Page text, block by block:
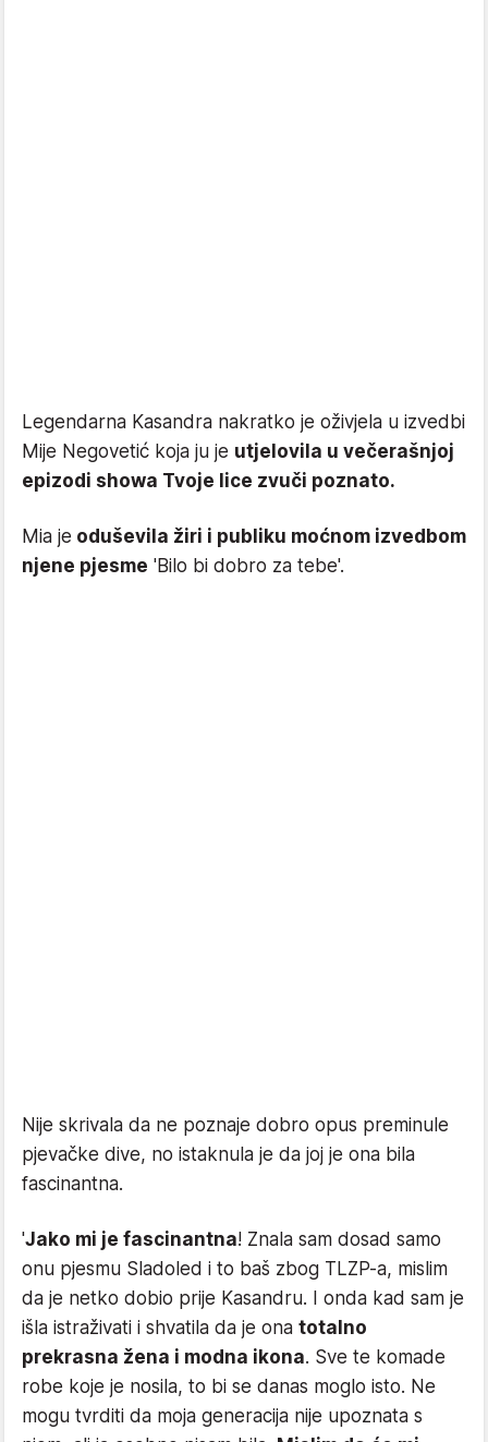
Legendarna Kasandra nakratko je oživjela u izvedbi
Mije Negovetić koja ju je utjelovila u večerašnjoj
epizodi showa Tvoje lice zvuči poznato.
Mia je oduševila žiri i publiku moćnom izvedbom
njene pjesme 'Bilo bi dobro za tebe'.
Nije skrivala da ne poznaje dobro opus preminule
pjevačke dive, no istaknula je da joj je ona bila
fascinantna.
'Jako mi je fascinantna! Znala sam dosad samo
onu pjesmu Sladoled i to baš zbog TLZP-a, mislim
da je netko dobio prije Kasandru. I onda kad sam je
išla istraživati i shvatila da je ona totalno
prekrasna žena i modna ikona. Sve te komade
robe koje je nosila, to bi se danas moglo isto. Ne
mogu tvrditi da moja generacija nije upoznata s